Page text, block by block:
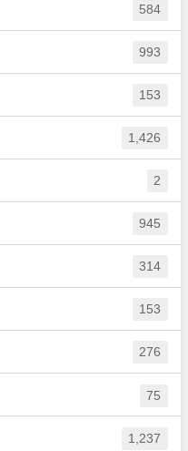
584
993
153
1,426
2
945
314
153
276
75
1,237